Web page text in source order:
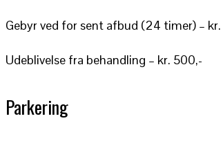
Gebyr ved for sent afbud (24 timer) –
Udeblivelse fra behandling – kr. 500,-
Parkering